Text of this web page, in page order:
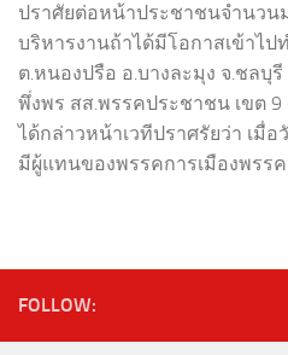
ปราศัยต่อหน้าประชาชนจำนวน
บริหารงานถ้าได้มีโอกาสเข้าไ
ต.หนองปรือ อ.บางละมุง จ.ชลบุ
พึ่งพร สส.พรรคประชาชน เขต
ได้กล่าวหน้าเวทีปราศรัยว่า เมื่
มีผู้แทนของพรรคการเมืองพรร
FOLLOW: